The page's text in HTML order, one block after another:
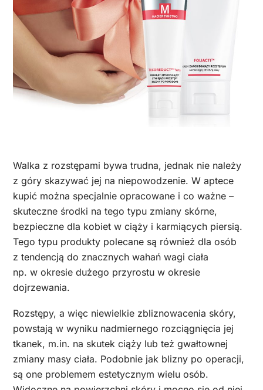
Walka z rozstępami bywa trudna, jednak nie należy
z góry skazywać jej na niepowodzenie. W aptece
kupić można specjalnie opracowane i co ważne –
skuteczne środki na tego typu zmiany skórne,
bezpieczne dla kobiet w ciąży i karmiących piersią.
Tego typu produkty polecane są również dla osób
z tendencją do znacznych wahań wagi ciała
np. w okresie dużego przyrostu w okresie
dojrzewania.
Rozstępy, a więc niewielkie zbliznowacenia skóry,
powstają w wyniku nadmiernego rozciągnięcia jej
tkanek, m.in. na skutek ciąży lub też gwałtownej
zmiany masy ciała. Podobnie jak blizny po operacji,
są one problemem estetycznym wielu osób.